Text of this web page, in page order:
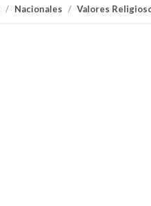
/ Nacionales / Valores